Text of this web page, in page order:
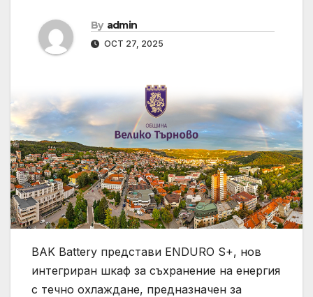
By admin
OCT 27, 2025
BAK Battery представи ENDURO S+, нов
интегриран шкаф за съхранение на енергия
с течно охлаждане, предназначен за